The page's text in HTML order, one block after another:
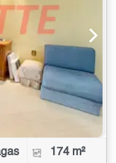
174 m²